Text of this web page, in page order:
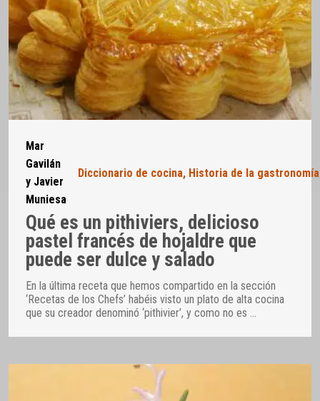
Mar
Gavilán
y Javier
Muniesa
Diccionario de cocina, Historia de la gastronomía
Qué es un pithiviers, delicioso
pastel francés de hojaldre que
puede ser dulce y salado
En la última receta que hemos compartido en la sección
‘Recetas de los Chefs’ habéis visto un plato de alta cocina
que su creador denominó ‘pithivier’, y como no es …